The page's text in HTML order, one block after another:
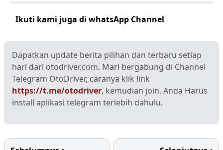
Ikuti kami juga di whatsApp Channel
Dapatkan update berita pilihan dan terbaru setiap
hari dari otodriver.com. Mari bergabung di Channel
Telegram OtoDriver, caranya klik link
https://t.me/otodriver, kemudian join. Anda Harus
install aplikasi telegram terlebih dahulu.